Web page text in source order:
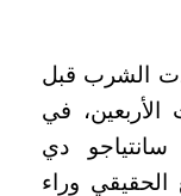
الشرب قبل
في
سانتياجو دي
الحقيقي وراء